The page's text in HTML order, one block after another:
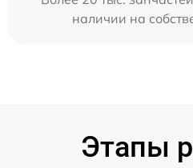
наличии на
Этапы